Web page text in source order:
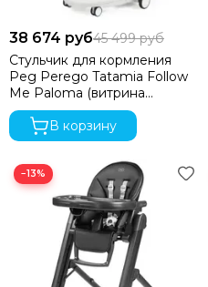
38 674 руб45 499 руб
Стульчик для кормления
Peg Perego Tatamia Follow
Me Paloma (витрина
Москва)
В корзину
−13%